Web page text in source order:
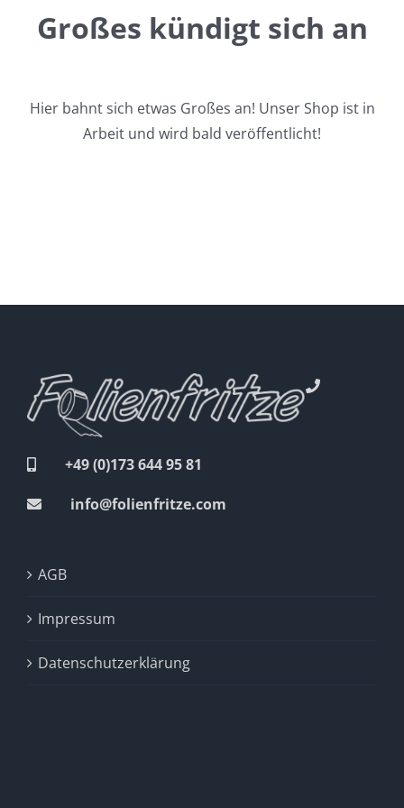
Großes kündigt sich an
Hier bahnt sich etwas Großes an! Unser Shop ist in
Arbeit und wird bald veröffentlicht!
+49 (0)173 644 95 81
info@folienfritze.com
AGB
Impressum
Datenschutzerklärung